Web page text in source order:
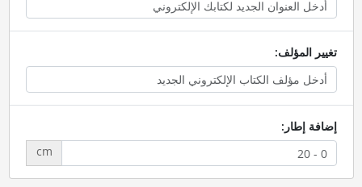
تغيير المؤلف:
إضافة إطار:
cm